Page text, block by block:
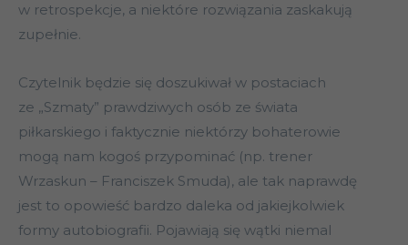
w retrospekcje, a niektóre rozwiązania zaskakują
zupełnie.
Czytelnik będzie się doszukiwał w postaciach
ze „Szmaty” prawdziwych osób ze świata
piłkarskiego i faktycznie niektórzy bohaterowie
mogą nam kogoś przypominać (np. trener
Wrzaskun – Franciszek Smuda), ale tak naprawdę
jest to opowieść bardzo daleka od jakiejkolwiek
formy autobiografii. Pojawiają się wątki niemal